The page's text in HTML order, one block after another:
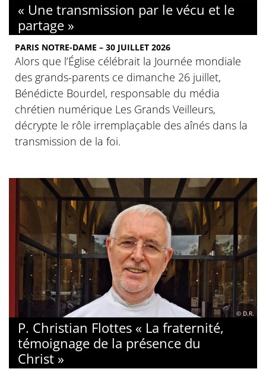
« Une transmission par le vécu et le
partage »
PARIS NOTRE-DAME – 30 JUILLET 2026
Alors que l’Église célébrait la Journée mondiale
des grands-parents ce dimanche 26 juillet,
Bénédicte Bourdel, responsable du média
chrétien numérique Les Grands Veilleurs,
décrypte le rôle irremplaçable des aînés dans la
transmission de la foi.
© D.R.
P. Christian Flottes « La fraternité,
témoignage de la présence du
Christ »